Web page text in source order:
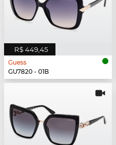
R$ 449,45
Guess
GU7820 - 01B